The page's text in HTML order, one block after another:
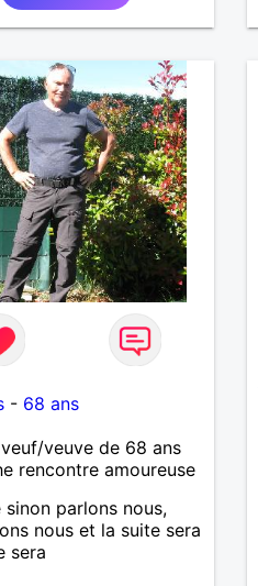
- 68 ans
veuve de 68 ans
rencontre amoureuse
sinon parlons nous,
nous et la suite sera
sera